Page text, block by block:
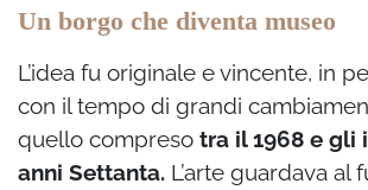
Un borgo che diventa museo
L’idea fu originale e vincente, in
con il tempo di grandi
quello compreso tra il 1968 e gli
anni Settanta. L’arte guardava al